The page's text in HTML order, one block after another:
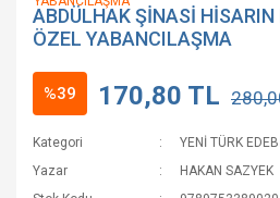
ABDÜLHAK ŞİNASİ
ÖZEL YABANCILAŞMA
%39 170,80 TL
Kategori
YENİ TÜRK
Yazar
HAKAN SAZYEK